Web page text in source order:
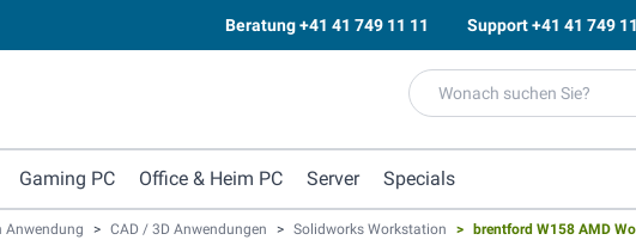
Beratung+41 41 749 11 11 Support+41 41 749
Gaming PC Office & Heim PC Server Specials
Anwendung > CAD / 3D Anwendungen > Solidworks Workstation > brentford W158 AMD